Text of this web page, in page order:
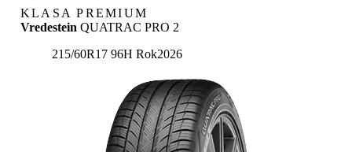
KLASA PREMIUM
Vredestein QUATRAC PRO 2
215/60R17 96H Rok2026